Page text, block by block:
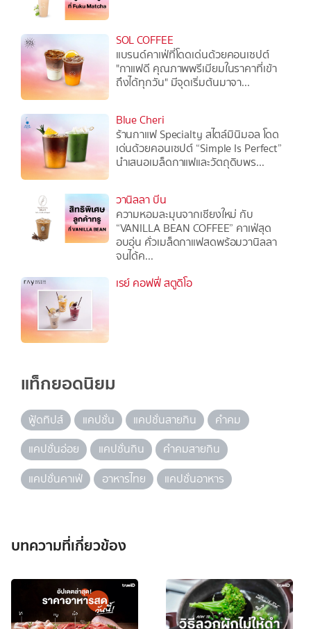
SOL COFFEE
แบรนด์คาเฟ่ที่โดดเด่นด้วยคอนเซปต์
"กาแฟดี คุณภาพพรีเมียมในราคาที่เข้า
ถึงได้ทุกวัน" มีจุดเริ่มต้นมาจา...
Blue Cheri
ร้านกาแฟ Specialty สไตล์มินิมอล โดด
เด่นด้วยคอนเซปต์ “Simple Is Perfect”
นำเสนอเมล็ดกาแฟและวัตถุดิบพร...
วานิลลา บีน
ความหอมละมุนจากเชียงใหม่ กับ
“VANILLA BEAN COFFEE” คาเฟ่สุด
อบอุ่น คั่วเมล็ดกาแฟสดพร้อมวานิลลา
จนได้ค...
เรย์ คอฟฟี่ สตูดิโอ
แท็กยอดนิยม
ฟู้ดทิปส์ แคปชั่น แคปชั่นสายกิน
คำคม
แคปชั่นอ่อย
แคปชั่นกิน
คำคมสายกิน
แคปชั่นคาเฟ่
อาหารไทย แคปชั่นอาหาร
บทความที่เกี่ยวข้อง